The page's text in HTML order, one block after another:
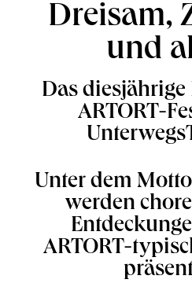
Dreisam,
und
Das
ARTORT-
Unter dem
werden
ARTORT-